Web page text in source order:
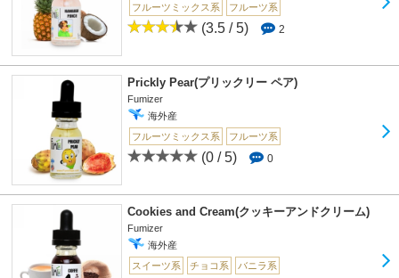
フルーツミックス系
フルーツ系
(3.5 / 5) 2
Prickly Pear(プリックリー ペア)
Fumizer
海外産
フルーツミックス系
フルーツ系
(0 / 5) 0
Cookies and Cream(クッキーアンドクリーム)
Fumizer
海外産
スイーツ系
チョコ系 バニラ系